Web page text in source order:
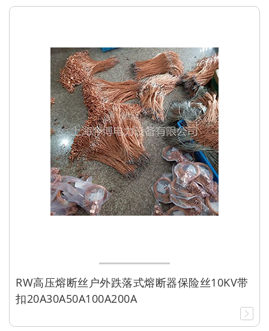
RW高压熔断丝户外跌落式熔断器保险丝10KV带
扣20A30A50A100A200A